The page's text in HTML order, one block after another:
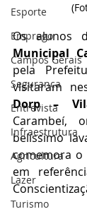
Esporte
Emprego
Campos Gerais
Segurança
Entrevista
Infraestrutura
Agricultura
Lazer
Turismo
Os alunos
Municipal
pela
visitaram
Dorp –
Carambeí,
belíssimo
comemora o
em